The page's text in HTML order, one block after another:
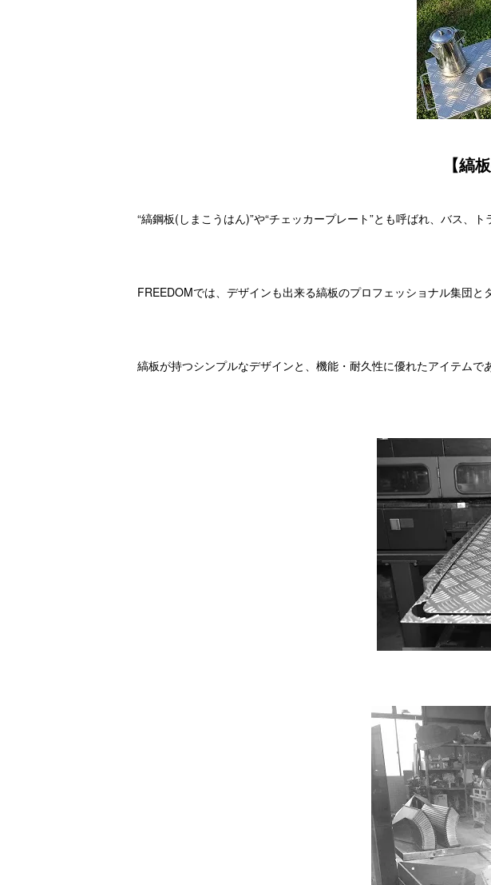
【縞
“縞鋼板(しまこうはん)”や“チェッカープレート”とも呼ばれ、バス、
FREEDOMでは、デザインも出来る縞板のプロフェッショナル集団と
縞板が持つシンプルなデザインと、機能・耐久性に優れたアイテム